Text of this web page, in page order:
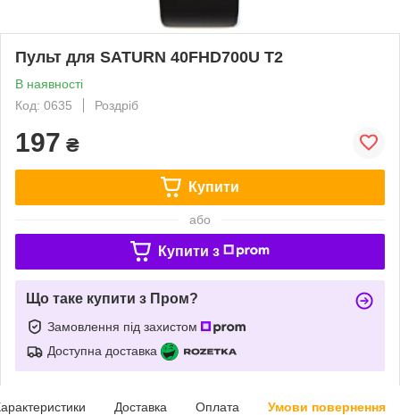
Пульт для SATURN 40FHD700U T2
В наявності
Код: 0635
Роздріб
197 ₴
Купити
або
Купити з
Що таке купити з Пром?
Замовлення під захистом
Доступна доставка
Доставка Оплата Умови повернення